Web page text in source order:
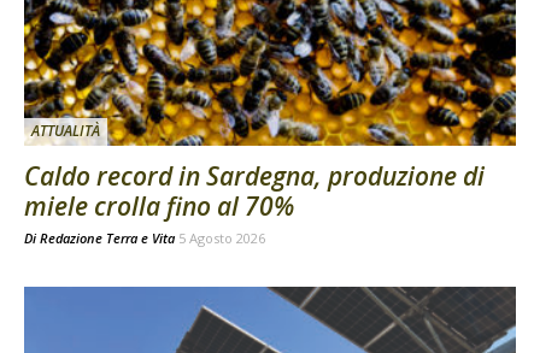
ATTUALITÀ
Caldo record in Sardegna, produzione di
miele crolla fino al 70%
Di Redazione Terra e Vita 5 Agosto 2026